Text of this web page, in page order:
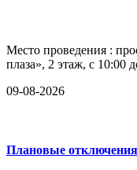
Место проведения :
плаза», 2 этаж, с 10:00
09-08-2026
Плановые